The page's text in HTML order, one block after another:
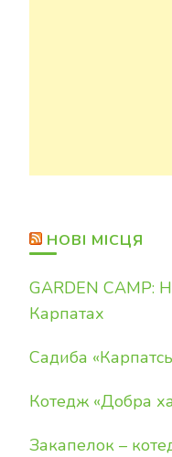
НОВІ МІСЦЯ
GARDEN CAMP:
Карпатах
Садиба
Котедж «Добра
Закапелок –